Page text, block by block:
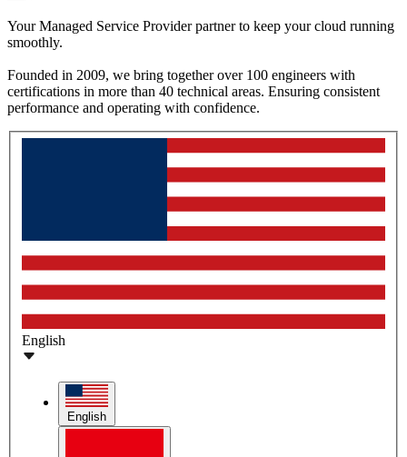
Your Managed Service Provider partner to keep your cloud running
smoothly.
Founded in 2009, we bring together over 100 engineers with
certifications in more than 40 technical areas. Ensuring consistent
performance and operating with confidence.
English
English